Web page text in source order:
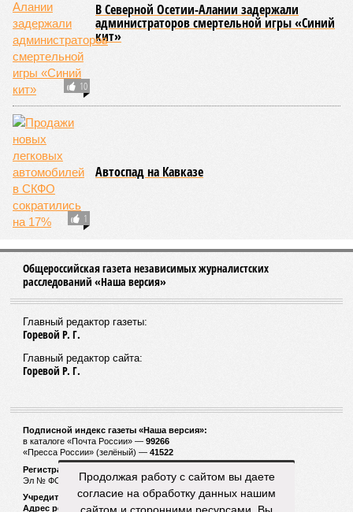
10
В Северной Осетии-Алании задержали
администраторов смертельной игры «Синий
кит»
1
Автоспад на Кавказе
Общероссийская газета независимых журналистских
расследований «Наша версия»
Главный редактор газеты:
Горевой Р. Г.
Главный редактор сайта:
Горевой Р. Г.
Подписной индекс газеты «Наша версия»:
в каталоге «Почта России» — 99266
«Пресса России» (зелёный) — 41522
Регистрационный номер Роскомнадзора
Эл № ФС77-53847 от 26.04.2013.
Учредитель ООО «Версия»
Адрес редакции:123100, Россия, Москва, улица 1905 года, 7с1
Продолжая работу с сайтом вы даете
согласие на обработку данных нашим
сайтом и сторонними ресурсами. Вы